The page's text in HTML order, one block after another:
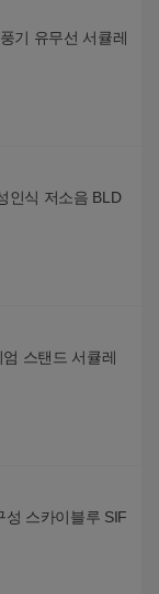
기 유무선 서큘레
인식 저소음 BLD
스탠드 서큘레
성 스카이블루 SIF